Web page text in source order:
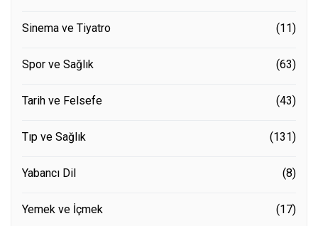
Sinema ve Tiyatro (11)
Spor ve Sağlık (63)
Tarih ve Felsefe (43)
Tıp ve Sağlık (131)
Yabancı Dil (8)
Yemek ve İçmek (17)